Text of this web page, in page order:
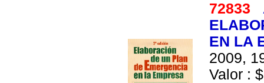
72833
EN LA
2009,
Valor :